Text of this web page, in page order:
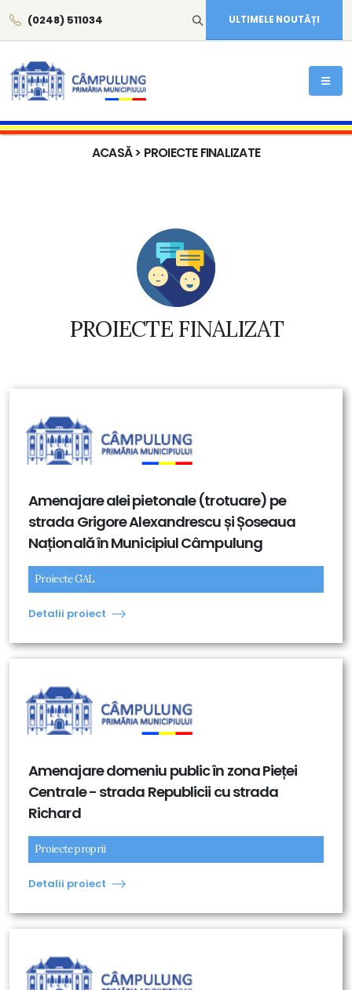
(0248) 511034 ULTIMELE NOUTĂȚI
ACASĂ> PROIECTE FINALIZATE
PROIECTE FINALIZAT
Amenajare alei pietonale (trotuare) pe
strada Grigore Alexandrescu și Șoseaua
Națională în Municipiul Câmpulung
Proiecte GAL
Detalii proiect
Amenajare domeniu public în zona Pieței
Centrale - strada Republicii cu strada
Richard
Proiecte proprii
Detalii proiect